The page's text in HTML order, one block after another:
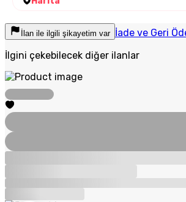
İlan ile ilgili şikayetim var İade ve Geri
İlgini çekebilecek diğer ilanlar